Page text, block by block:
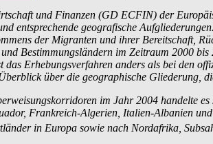
und Finanzen (GD ECFIN) der
entsprechende geografische
der Migranten und ihrer Bereitschaft,
Bestimmungs­ländern im Zeitraum 2000
das Erhebungs­verfahren anders als bei den
über die geographische Gliederung,
im Jahr 2004 handelte
Frankreich-Algerien, Italien-Albanien
in Europa sowie nach Nordafrika,